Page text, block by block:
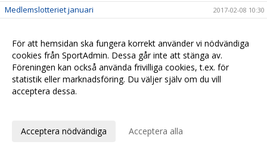
Medlemslotteriet januari 2017-02-08 10:30
Newbody 2017-01-23 11:43
Medlemslotteriet december 2017-01-11 09:30
Fyra H/B tjejer på distrikts-SM 2017-01-07 10:30
Tre H/B killar på distrikts-SM
God Jul & Gott Nytt År
För att hemsidan ska fungera korrekt använder vi nödvändiga
cookies från SportAdmin. Dessa går inte att stänga av.
Föreningen kan också använda frivilliga cookies, t.ex. för
statistik eller marknadsföring. Du väljer själv om du vill
acceptera dessa.
Acceptera nödvändiga Acceptera alla